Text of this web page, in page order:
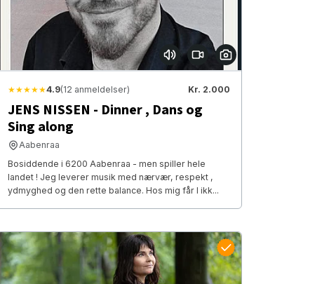
★★★★★4.9(12 anmeldelser) Kr. 2.000
JENS NISSEN - Dinner , Dans og
Sing along
Aabenraa
Bosiddende i 6200 Aabenraa - men spiller hele
landet ! Jeg leverer musik med nærvær, respekt ,
ydmyghed og den rette balance. Hos mig får I ikk...